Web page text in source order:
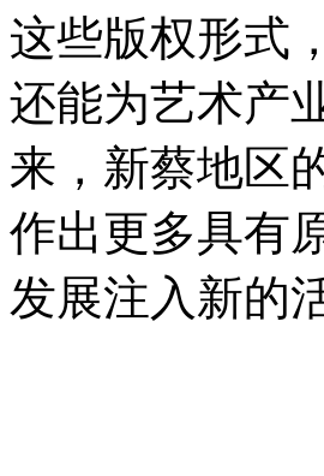
这些版权形式
还能为艺术产
来，新蔡地区
作出更多具有
发展注入新的